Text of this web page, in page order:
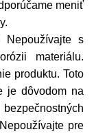
meniť
Nepoužívajte s
materiálu.
produktu. Toto
je dôvodom na
pre